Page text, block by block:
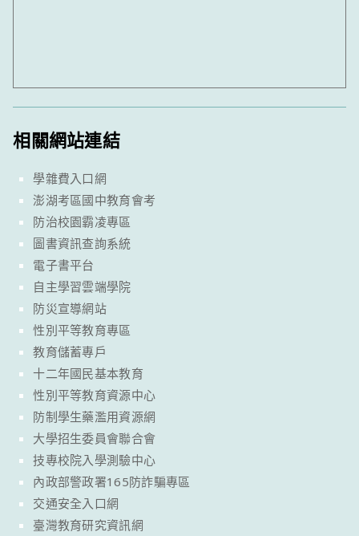
相關網站連結
學雜費入口網
澎湖考區國中教育會考
防治校園霸凌專區
圖書資訊查詢系統
電子書平台
自主學習雲端學院
防災宣導網站
性別平等教育專區
教育儲蓄專戶
十二年國民基本教育
性別平等教育資源中心
防制學生藥濫用資源網
大學招生委員會聯合會
技專校院入學測驗中心
內政部警政署165防詐騙專區
交通安全入口網
臺灣教育研究資訊網